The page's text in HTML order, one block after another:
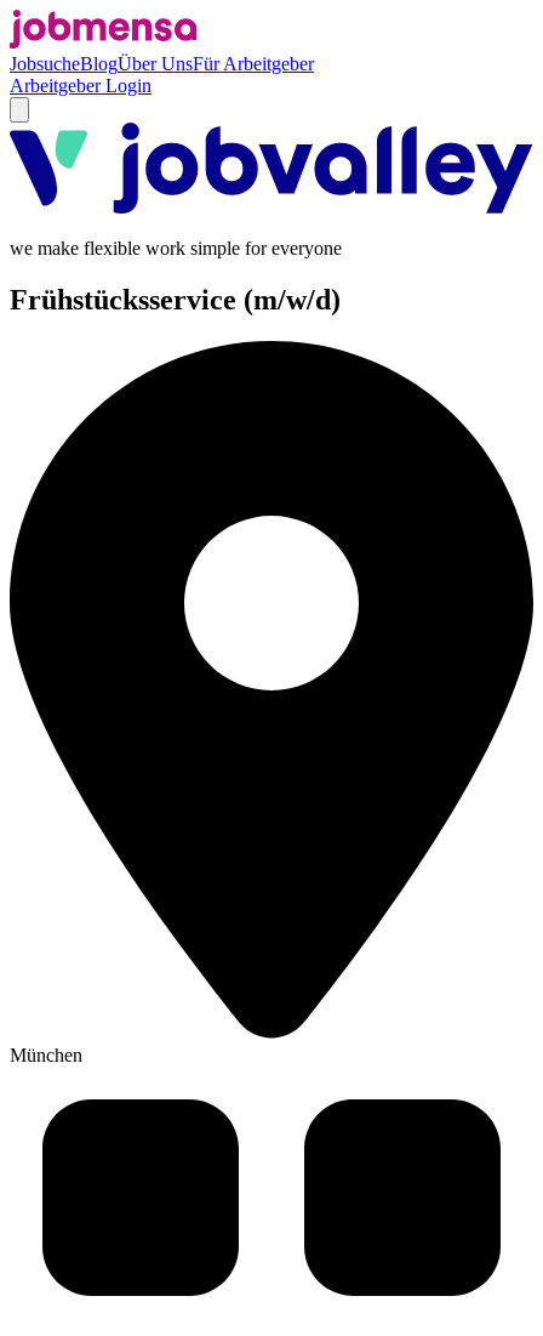
JobsucheBlogÜber UnsFür Arbeitgeber
Arbeitgeber Login
we make flexible work simple for everyone
Frühstücksservice (m/w/d)
München